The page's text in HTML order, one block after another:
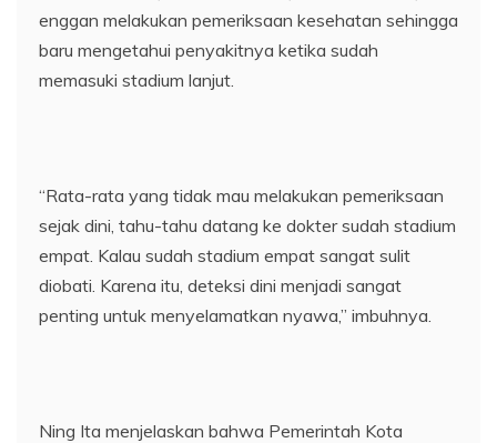
enggan melakukan pemeriksaan kesehatan sehingga
baru mengetahui penyakitnya ketika sudah
memasuki stadium lanjut.
“Rata-rata yang tidak mau melakukan pemeriksaan
sejak dini, tahu-tahu datang ke dokter sudah stadium
empat. Kalau sudah stadium empat sangat sulit
diobati. Karena itu, deteksi dini menjadi sangat
penting untuk menyelamatkan nyawa,” imbuhnya.
Ning Ita menjelaskan bahwa Pemerintah Kota